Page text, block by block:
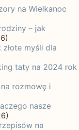
na Wielkanoc
– jak
myśli dla
taty na 2024 rok
rozmowę i
nasze
na